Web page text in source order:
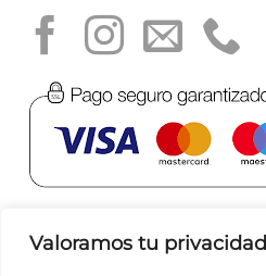
Valoramos tu privacidad